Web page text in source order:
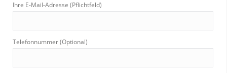
Ihre E-Mail-Adresse (Pflichtfeld)
Telefonnummer (Optional)